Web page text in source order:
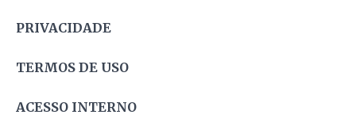
PRIVACIDADE
TERMOS DE USO
ACESSO INTERNO